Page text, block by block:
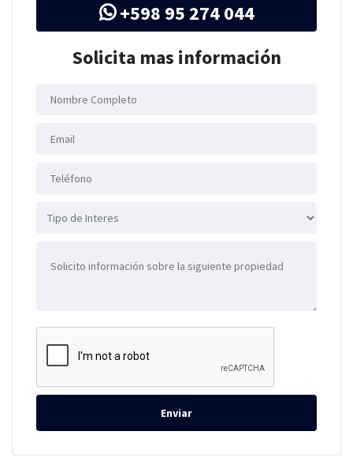
+598 95 274 044
Solicita mas información
Enviar